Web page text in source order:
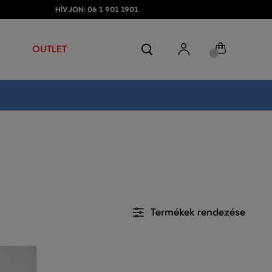
HÍVJON: 06 1 901 1901
OUTLET
Termékek rendezése